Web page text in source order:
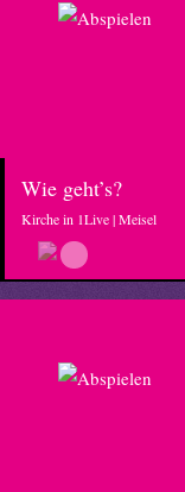
Wie geht’s?
Kirche in 1Live | Meisel